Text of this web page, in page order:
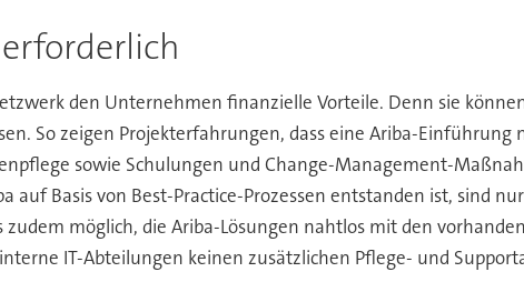
den Unternehmen finanzielle Vorteile. Denn sie
So zeigen Projekterfahrungen, dass eine Ariba-
sowie Schulungen und Change-Management-
Basis von Best-Practice-Prozessen entstanden ist, sind
möglich, die Ariba-Lösungen nahtlos mit den
IT-Abteilungen keinen zusätzlichen Pflege- und